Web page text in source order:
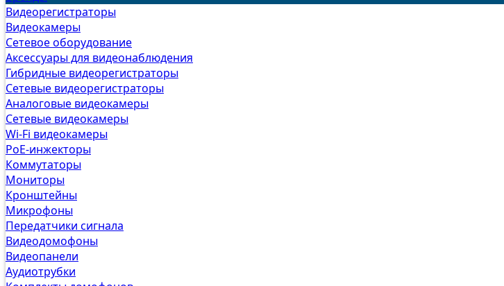
Видеорегистраторы
Видеокамеры
Сетевое оборудование
Аксессуары для видеонаблюдения
Гибридные видеорегистраторы
Сетевые видеорегистраторы
Аналоговые видеокамеры
Сетевые видеокамеры
Wi-Fi видеокамеры
PoE-инжекторы
Коммутаторы
Мониторы
Кронштейны
Микрофоны
Передатчики сигнала
Видеодомофоны
Видеопанели
Аудиотрубки